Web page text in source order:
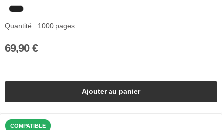
Quantité : 1000 pages
69,90 €
Ajouter au panier
COMPATIBLE